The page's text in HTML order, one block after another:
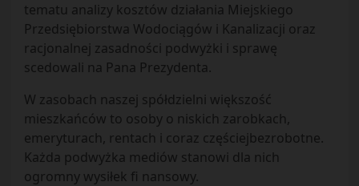
tematu analizy kosztów działania Miejskiego
Przedsiębiorstwa Wodociągów i Kanalizacji oraz
racjonalnej zasadności podwyżki i sprawę
scedowali na Pana Prezydenta.
W zasobach naszej spółdzielni większość
mieszkańców to osoby o niskich zarobkach,
emeryturach, rentach i coraz częściejbezrobotne.
Każda podwyżka mediów stanowi dla nich
ogromny wysiłek fi nansowy.